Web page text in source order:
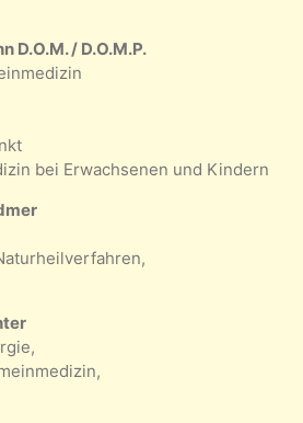
D.O.M. / D.O.M.P.
bei Erwachsenen und Kindern